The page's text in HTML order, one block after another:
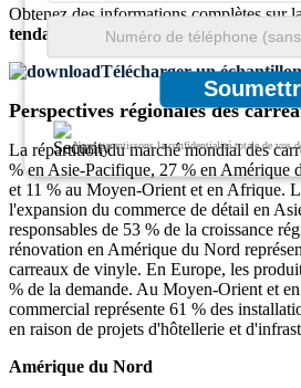
Nous garantissons la confidentialité totale de vos
Obtenez des informations complètes sur
tendances de croissance
Télécharger un
Perspectives régionales des
La répartition du marché mondial des
% en Asie-Pacifique, 27 % en Amérique
et 11 % au Moyen-Orient et en Afrique.
l'expansion du commerce de détail en
responsables de 53 % de la croissance
rénovation en Amérique du Nord
carreaux de vinyle. En Europe, les
% de la demande. Au Moyen-Orient et
commercial représente 61 % des
en raison de projets d'hôtellerie et
Amérique du Nord